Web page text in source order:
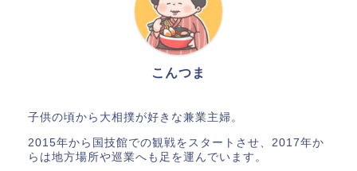
こんつま
子供の頃から大相撲が好きな兼業主婦。
2015年から国技館での観戦をスタートさせ、2017年か
らは地方場所や巡業へも足を運んでいます。